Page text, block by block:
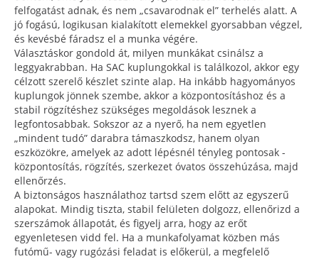
felfogatást adnak, és nem „csavarodnak el” terhelés alatt. A
jó fogású, logikusan kialakított elemekkel gyorsabban végzel,
és kevésbé fáradsz el a munka végére.
Választáskor gondold át, milyen munkákat csinálsz a
leggyakrabban. Ha SAC kuplungokkal is találkozol, akkor egy
célzott szerelő készlet szinte alap. Ha inkább hagyományos
kuplungok jönnek szembe, akkor a központosításhoz és a
stabil rögzítéshez szükséges megoldások lesznek a
legfontosabbak. Sokszor az a nyerő, ha nem egyetlen
„mindent tudó” darabra támaszkodsz, hanem olyan
eszközökre, amelyek az adott lépésnél tényleg pontosak -
központosítás, rögzítés, szerkezet óvatos összehúzása, majd
ellenőrzés.
A biztonságos használathoz tartsd szem előtt az egyszerű
alapokat. Mindig tiszta, stabil felületen dolgozz, ellenőrizd a
szerszámok állapotát, és figyelj arra, hogy az erőt
egyenletesen vidd fel. Ha a munkafolyamat közben más
futómű- vagy rugózási feladat is előkerül, a megfelelő